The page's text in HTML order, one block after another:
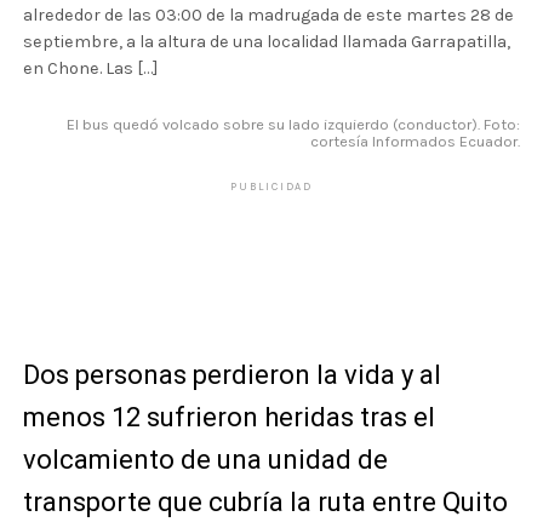
alrededor de las 03:00 de la madrugada de este martes 28 de
septiembre, a la altura de una localidad llamada Garrapatilla,
en Chone. Las […]
El bus quedó volcado sobre su lado izquierdo (conductor). Foto:
cortesía Informados Ecuador.
PUBLICIDAD
Dos personas perdieron la vida y al
menos 12 sufrieron heridas tras el
volcamiento de una unidad de
transporte que cubría la ruta entre Quito